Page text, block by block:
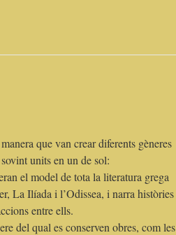
que van crear diferents gèneres
units en un de sol:
el model de tota la literatura grega
La Ilíada i l’Odissea, i narra històries
entre ells.
del qual es conserven obres, com les